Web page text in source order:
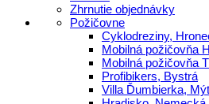
Zhrnutie objednávky
Požičovne
Cyklodreziny,
Mobilná požičovňa
Mobilná požičovňa
Profibikers, Bystrá
Villa Ďumbierka,